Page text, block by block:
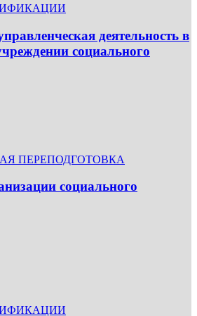
деятельность в
социального
ПЕРЕПОДГОТОВКА
социального